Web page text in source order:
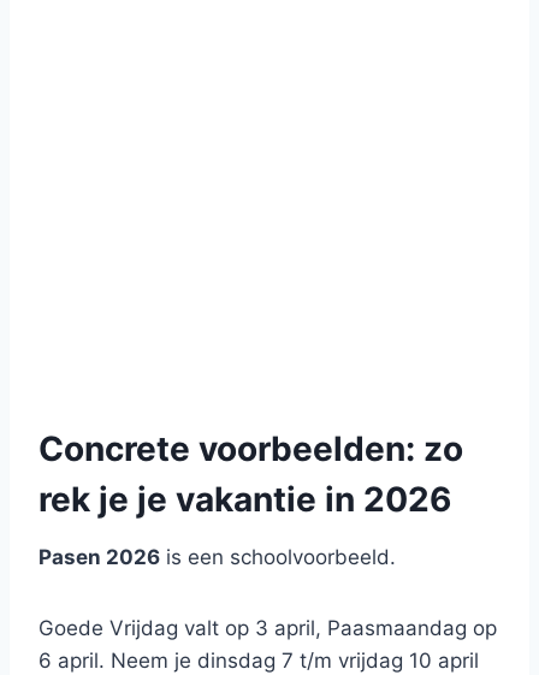
Concrete voorbeelden: zo
rek je je vakantie in 2026
Pasen 2026 is een schoolvoorbeeld.
Goede Vrijdag valt op 3 april, Paasmaandag op
6 april. Neem je dinsdag 7 t/m vrijdag 10 april